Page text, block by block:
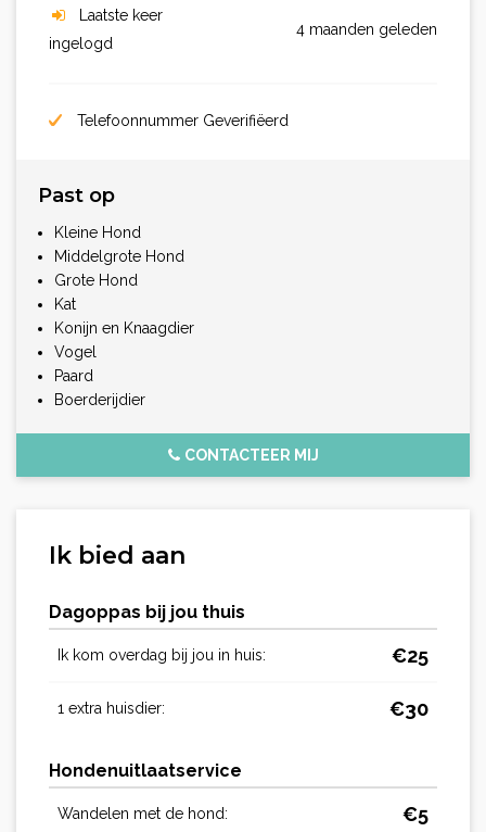
Laatste keer
ingelogd
4 maanden geleden
Telefoonnummer Geverifiëerd
Past op
Kleine Hond
Middelgrote Hond
Grote Hond
Kat
Konijn en Knaagdier
Vogel
Paard
Boerderijdier
CONTACTEER MIJ
Ik bied aan
Dagoppas bij jou thuis
Ik kom overdag bij jou in huis: €25
1 extra huisdier: €30
Hondenuitlaatservice
Wandelen met de hond: €5